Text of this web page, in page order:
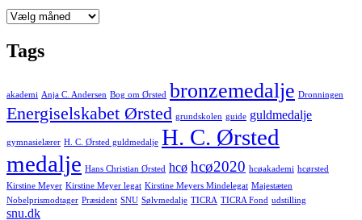
Arkiver
Tags
akademi Anja C. Andersen Bog om Ørsted bronzemedalje Dronningen
Energiselskabet Ørsted grundskolen guide guldmedalje
gymnasielærer H. C. Ørsted guldmedalje H. C. Ørsted
medalje Hans Christian Ørsted hcø hcø2020 hcøakademi hcørsted
Kirstine Meyer Kirstine Meyer legat Kirstine Meyers Mindelegat Majestæten
Nobelprismodtager Præsident SNU Sølvmedalje TICRA TICRA Fond udstilling
snu.dk